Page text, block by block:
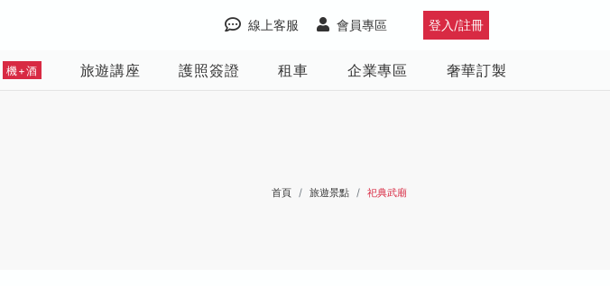
登入/註冊
會員專區
線上客服
機+酒 旅遊講座 護照簽證 租車 企業專區 奢華訂製
首頁 旅遊景點 祀典武廟